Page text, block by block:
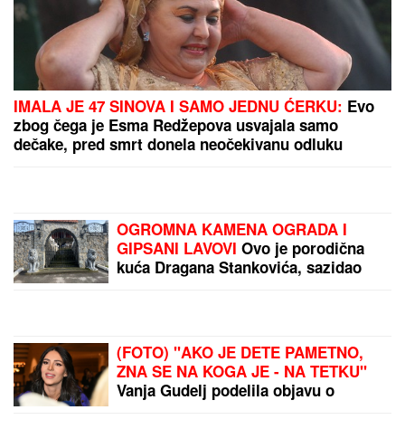
IMALA JE 47 SINOVA I SAMO JEDNU ĆERKU: Evo
zbog čega je Esma Redžepova usvajala samo
dečake, pred smrt donela neočekivanu odluku
OGROMNA KAMENA OGRADA I
GIPSANI LAVOVI Ovo je porodična
kuća Dragana Stankovića, sazidao
(FOTO) "AKO JE DETE PAMETNO,
ZNA SE NA KOGA JE - NA TETKU"
Vanja Gudelj podelila objavu o